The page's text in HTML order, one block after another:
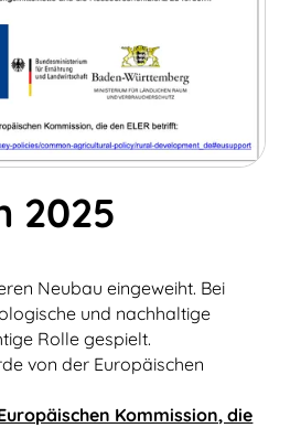
2025
Neubau eingeweiht. Bei
und nachhaltige
Rolle gespielt.
von der Europäischen
Kommission, die